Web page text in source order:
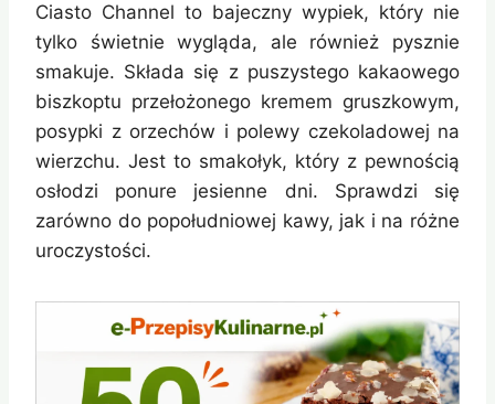
Ciasto Channel to bajeczny wypiek, który nie
tylko świetnie wygląda, ale również pysznie
smakuje. Składa się z puszystego kakaowego
biszkoptu przełożonego kremem gruszkowym,
posypki z orzechów i polewy czekoladowej na
wierzchu. Jest to smakołyk, który z pewnością
osłodzi ponure jesienne dni. Sprawdzi się
zarówno do popołudniowej kawy, jak i na różne
uroczystości.